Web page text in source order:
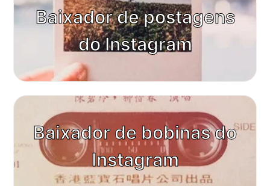
Baixador de postagens
do Instagram
Baixador de bobinas do
Instagram